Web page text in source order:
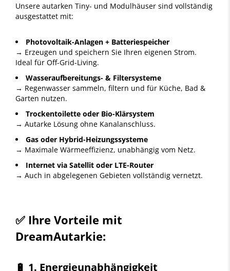
Unsere autarken Tiny- und Modulhäuser sind vollständig
ausgestattet mit:
Photovoltaik-Anlagen + Batteriespeicher
→ Erzeugen und speichern Sie Ihren eigenen Strom.
Ideal für Off-Grid-Living.
Wasseraufbereitungs- & Filtersysteme
→ Regenwasser sammeln, filtern und für Küche, Bad &
Garten nutzen.
Trockentoilette oder Bio-Klärsystem
→ Autarke Lösung ohne Kanalanschluss.
Gas oder Hybrid-Heizungssysteme
→ Maximale Wärmeeffizienz, unabhängig vom Netz.
Internet via Satellit oder LTE-Router
→ Auch in abgelegenen Gebieten vollständig vernetzt.
✅ Ihre Vorteile mit
DreamAutarkie:
🔋 1. Energieunabhängigkeit